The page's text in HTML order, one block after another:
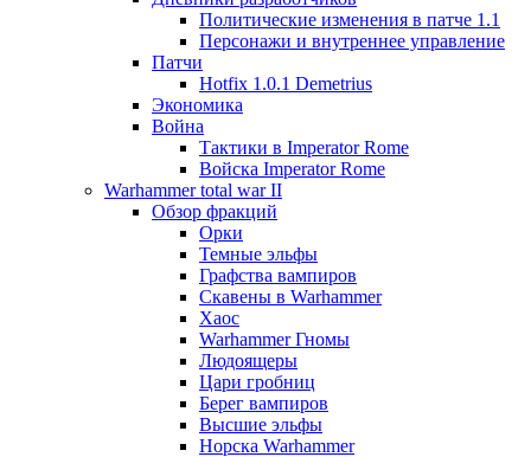
Политические изменения в патче 1.1
Персонажи и внутреннее управление
Патчи
Hotfix 1.0.1 Demetrius
Экономика
Война
Тактики в Imperator Rome
Войска Imperator Rome
Warhammer total war II
Обзор фракций
Орки
Темные эльфы
Графства вампиров
Cкавены в Warhammer
Хаос
Warhammer Гномы
Людоящеры
Цари гробниц
Берег вампиров
Высшие эльфы
Норска Warhammer